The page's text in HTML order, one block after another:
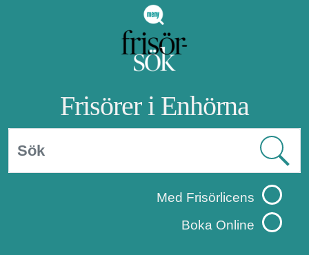
Frisörer i Enhörna
Med Frisörlicens
Boka Online